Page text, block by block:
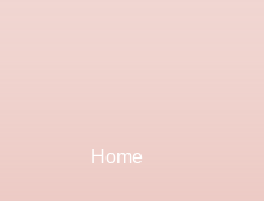
Home